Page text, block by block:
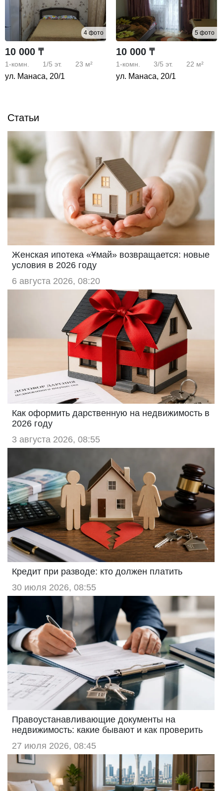
4 фото
10 000 ₸
1-комн. 1/5 эт. 23 м²
ул. Манаса, 20/1
5 фото
10 000 ₸
1-комн. 3/5 эт. 22 м²
ул. Манаса, 20/1
Статьи
Женская ипотека «Ұмай» возвращается: новые
условия в 2026 году
6 августа 2026, 08:20
Как оформить дарственную на недвижимость в
2026 году
3 августа 2026, 08:55
Кредит при разводе: кто должен платить
30 июля 2026, 08:55
Правоустанавливающие документы на
недвижимость: какие бывают и как проверить
27 июля 2026, 08:45